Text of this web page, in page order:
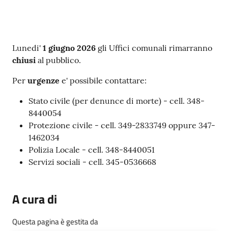
z
i
o
m
n
Contenuto
Lunedi' 1 giugno 2026 gli Uffici comunali rimarranno
chiusi al pubblico.
Per urgenze e' possibile contattare:
Stato civile (per denunce di morte) - cell. 348-
8440054
Protezione civile - cell. 349-2833749 oppure 347-
1462034
Polizia Locale - cell. 348-8440051
Servizi sociali - cell. 345-0536668
A cura di
Questa pagina è gestita da